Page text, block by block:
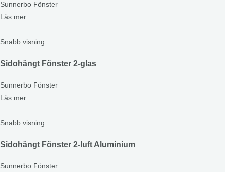
Sunnerbo Fönster
Läs mer
Snabb visning
Sidohängt Fönster 2-glas
Sunnerbo Fönster
Läs mer
Snabb visning
Sidohängt Fönster 2-luft Aluminium
Sunnerbo Fönster